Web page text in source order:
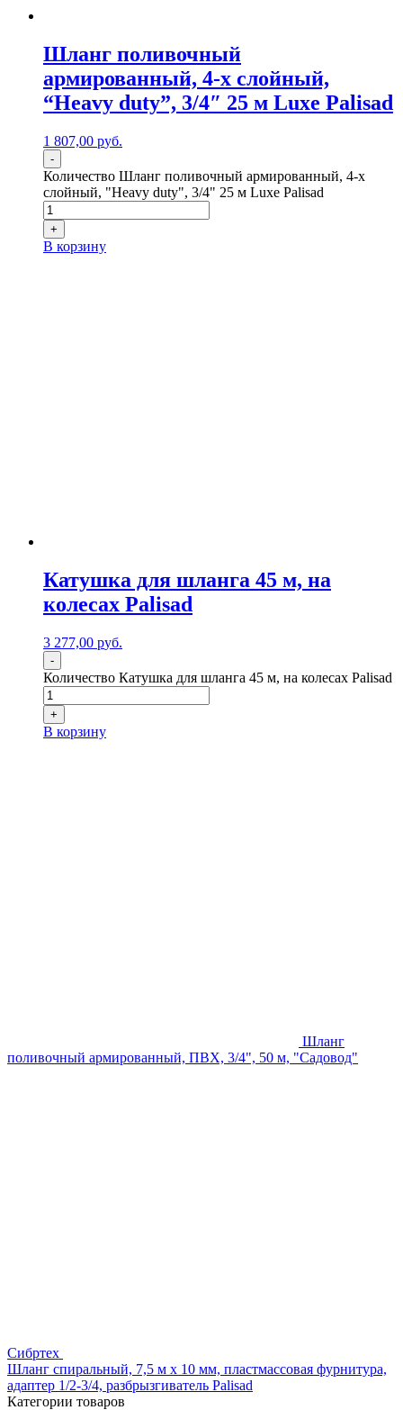
Шланг поливочный
армированный, 4-х слойный,
“Heavy duty”, 3/4″ 25 м Luxe Palisad
1 807,00 руб.
-
Количество Шланг поливочный армированный, 4-х
слойный, "Heavy duty", 3/4" 25 м Luxe Palisad
+
В корзину
Катушка для шланга 45 м, на
колесах Palisad
3 277,00 руб.
-
Количество Катушка для шланга 45 м, на колесах Palisad
+
В корзину
Шланг
поливочный армированный, ПВХ, 3/4", 50 м, "Садовод"
Сибртех
Шланг спиральный, 7,5 м х 10 мм, пластмассовая фурнитура,
адаптер 1/2-3/4, разбрызгиватель Palisad
Категории товаров